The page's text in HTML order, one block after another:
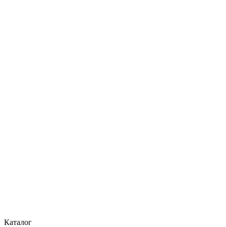
Каталог